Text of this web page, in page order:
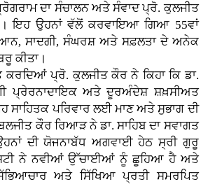
ਦਾ ਸੰਚਾਲਨ ਅਤੇ ਸੰਵਾਦ ਪ੍ਰੋ. ਕੁਲਜੀਤ
ਇਹ ਉਹਨਾਂ ਵੱਲੋਂ ਕਰਵਾਇਆ ਗਿਆ 55ਵਾਂ
ਸਾਦਗੀ, ਸੰਘਰਸ਼ ਅਤੇ ਸਫ਼ਲਤਾ ਦੇ ਅਨੇਕ
ਕੀਤਾ।
ਪ੍ਰੋ. ਕੁਲਜੀਤ ਕੌਰ ਨੇ ਕਿਹਾ ਕਿ ਡਾ.
ਪ੍ਰੇਰਨਾਦਾਇਕ ਅਤੇ ਦੂਰਅੰਦੇਸ਼ ਸ਼ਖ਼ਸੀਅਤ
ਸਾਹਿਤਕ ਪਰਿਵਾਰ ਲਈ ਮਾਣ ਅਤੇ ਸੁਭਾਗ ਦੀ
ਕੌਰ ਰਿਆੜ ਨੇ ਡਾ. ਸਾਹਿਬ ਦਾ ਸਵਾਗਤ
ਦੀ ਯੋਜਨਾਬੱਧ ਅਗਵਾਈ ਹੇਠ ਸ੍ਰੀ ਗੁਰੂ
ਨੇ ਨਵੀਆਂ ਉੱਚਾਈਆਂ ਨੂੰ ਛੂਹਿਆ ਹੈ ਅਤੇ
ਅਤੇ ਸਿੱਖਿਆ ਪ੍ਰਤੀ ਸਮਰਪਿਤ